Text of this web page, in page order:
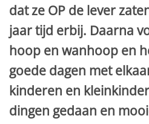
dat ze OP de lever
jaar tijd erbij. Daarna
hoop en wanhoop en
goede dagen met
kinderen en
dingen gedaan en